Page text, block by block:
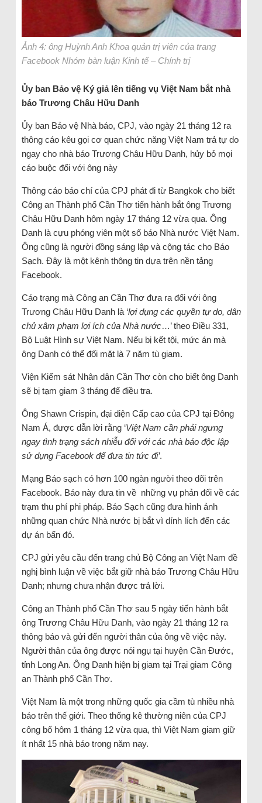
Ảnh 4: ông Huỳnh Anh Khoa quản trị viên của trang
Facebook Nhóm bàn luận Kinh tế – Chính trị
Ủy ban Bảo vệ Ký giả lên tiếng vụ Việt Nam bắt nhà
báo Trương Châu Hữu Danh
Ủy ban Bảo vệ Nhà báo, CPJ, vào ngày 21 tháng 12 ra
thông cáo kêu gọi cơ quan chức năng Việt Nam trả tự do
ngay cho nhà báo Trương Châu Hữu Danh, hủy bỏ mọi
cáo buộc đối với ông này
Thông cáo báo chí của CPJ phát đi từ Bangkok cho biết
Công an Thành phố Cần Thơ tiến hành bắt ông Trương
Châu Hữu Danh hôm ngày 17 tháng 12 vừa qua. Ông
Danh là cựu phóng viên một số báo Nhà nước Việt Nam.
Ông cũng là người đồng sáng lập và cộng tác cho Báo
Sạch. Đây là một kênh thông tin dựa trên nền tảng
Facebook.
Cáo trạng mà Công an Cần Thơ đưa ra đối với ông
Trương Châu Hữu Danh là ‘lợi dụng các quyền tự do, dân
chủ xâm phạm lợi ích của Nhà nước…’ theo Điều 331,
Bộ Luật Hình sự Việt Nam. Nếu bị kết tội, mức án mà
ông Danh có thể đối mặt là 7 năm tù giam.
Viện Kiểm sát Nhân dân Cần Thơ còn cho biết ông Danh
sẽ bị tạm giam 3 tháng để điều tra.
Ông Shawn Crispin, đại diện Cấp cao của CPJ tại Đông
Nam Á, được dẫn lời rằng ‘Việt Nam cần phải ngưng
ngay tình trạng sách nhiễu đối với các nhà báo độc lập
sử dụng Facebook để đưa tin tức đi’.
Mạng Báo sạch có hơn 100 ngàn người theo dõi trên
Facebook. Báo này đưa tin về những vụ phản đối về các
trạm thu phí phi pháp. Báo Sạch cũng đưa hình ảnh
những quan chức Nhà nước bị bắt vì dính lích đến các
dự án bẩn đó.
CPJ gửi yêu cầu đến trang chủ Bộ Công an Việt Nam đề
nghị bình luận về việc bắt giữ nhà báo Trương Châu Hữu
Danh; nhưng chưa nhận được trả lời.
Công an Thành phố Cần Thơ sau 5 ngày tiến hành bắt
ông Trương Châu Hữu Danh, vào ngày 21 tháng 12 ra
thông báo và gửi đến người thân của ông về việc này.
Người thân của ông được nói ngụ tại huyện Cần Đước,
tỉnh Long An. Ông Danh hiện bị giam tại Trại giam Công
an Thành phố Cần Thơ.
Việt Nam là một trong những quốc gia cầm tù nhiều nhà
báo trên thế giới. Theo thống kê thường niên của CPJ
công bố hôm 1 tháng 12 vừa qua, thì Việt Nam giam giữ
ít nhất 15 nhà báo trong năm nay.